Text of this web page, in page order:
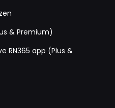
& Premium)
RN365 app (Plus &